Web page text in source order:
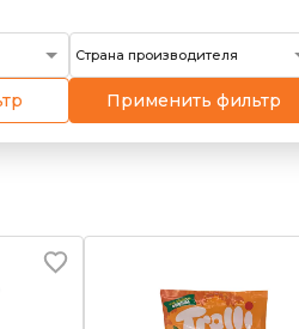
Страна производителя
Применить фильтр